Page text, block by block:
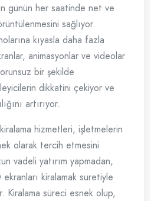
günün her saatinde net ve
sağlıyor.
kıyasla daha fazla
animasyonlar ve videolar
bir şekilde
dikkatini çekiyor ve
artırıyor.
hizmetleri, işletmelerin
olarak tercih etmesini
vadeli yatırım yapmadan,
kiralamak suretiyle
Kiralama süreci esnek olup,